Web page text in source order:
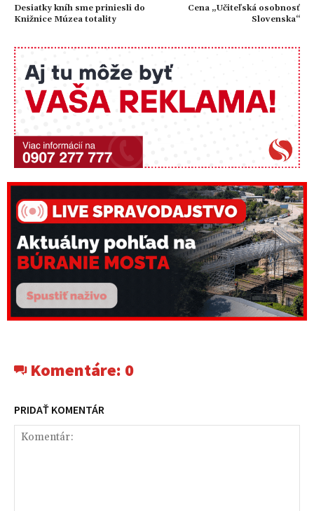
Desiatky kníh sme priniesli do
Knižnice Múzea totality
Cena „Učiteľská osobnosť
Slovenska“
Komentáre: 0
PRIDAŤ KOMENTÁR